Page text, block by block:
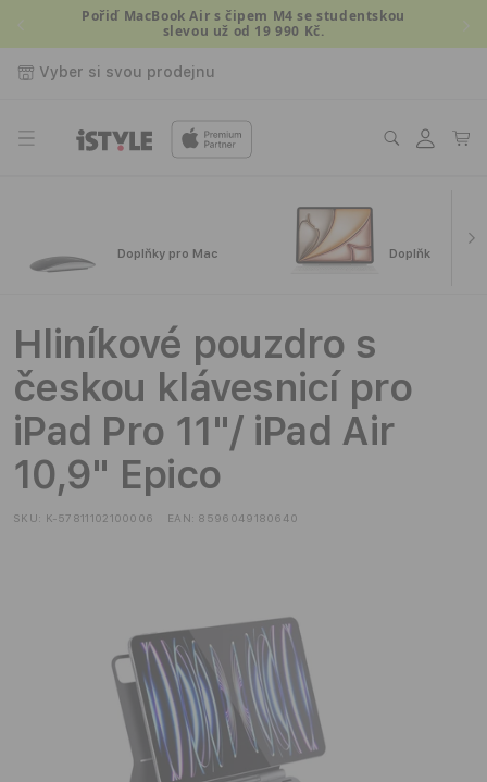
Přejít kPořiď MacBook Air s čipem M4 se studentskou
slevou už od 19 990 Kč.
Vyber si svou prodejnu
Přihlásit
se
Košík
Doplňky pro Mac Doplňky pro
Hliníkové pouzdro s
českou klávesnicí pro
iPad Pro 11"/ iPad Air
10,9" Epico
SKU: K-57811102100006 EAN: 8596049180640